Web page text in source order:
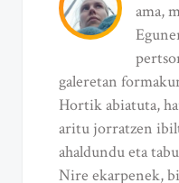
ama,
galeretan
Hortik abiatuta,
aritu jorratzen
ahaldundu eta
Nire ekarpenek,